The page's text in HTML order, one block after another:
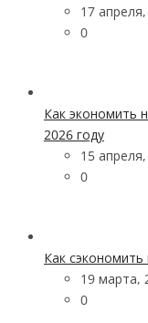
17
0
Как экономить
2026 году
15
0
Как сэкономить
19 марта,
0